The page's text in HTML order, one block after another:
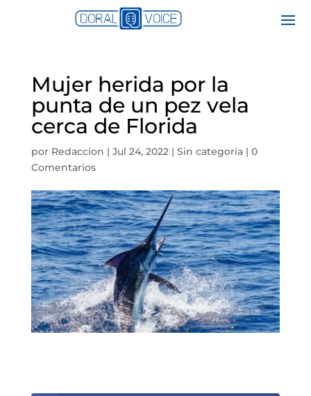
Mujer herida por la
punta de un pez vela
cerca de Florida
por Redaccion | Jul 24, 2022| Sin categoría| 0
Comentarios